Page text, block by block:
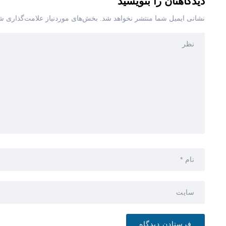
نشانی ایمیل شما منتشر نخواهد شد. بخش‌های موردنیاز علامت‌گذاری